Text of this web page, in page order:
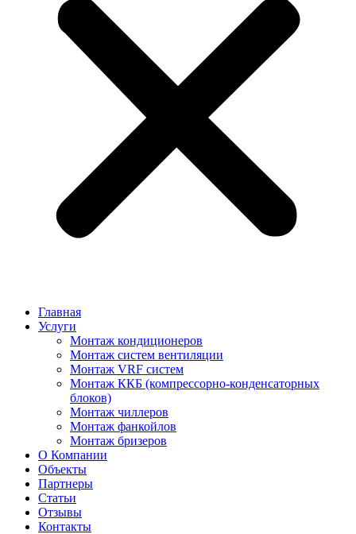
Главная
Услуги
Монтаж кондиционеров
Монтаж cистем вентиляции
Монтаж VRF систем
Монтаж ККБ (компрессорно-конденсаторных
блоков)
Монтаж чиллеров
Монтаж фанкойлов
Монтаж бризеров
О Компании
Объекты
Партнеры
Статьи
Отзывы
Контакты